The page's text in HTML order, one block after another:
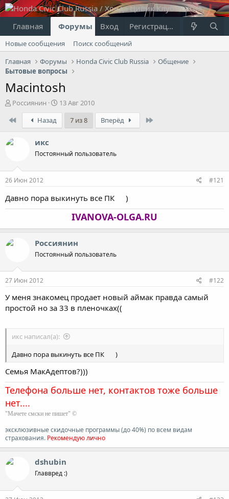
Главная Форумы Что нового?
Вход Регистрация
Новые сообщения
Поиск сообщений
Главная
Форумы Honda Civic Club Russia
Общение
Бытовые вопросы
Macintosh
А
т
р
т
ы
Россиянин
Д
а
а
ч
13 Авг 2010
Назад 7 из 8 Вперёд
икс
Постоянный пользователь
26 Июн 2012 #121
Давно пора выкинуть все ПК )
IVANOVA-OLGA.RU
Россиянин
Постоянный пользователь
27 Июн 2012 #122
У меня знакомец продает новый аймак правда самый
простой но за 33 в пленочках((
икс написал(а):
Давно пора выкинуть все ПК
)
Семья МакАдептов?)))
Телефона больше нет, контактов тоже больше
нет....
"Мачете смски не пишет" ©
эксклюзивные скидочные программы (до 40%) по всем видам
страхования. Рекомендую лично
dshubin
Главвред :)